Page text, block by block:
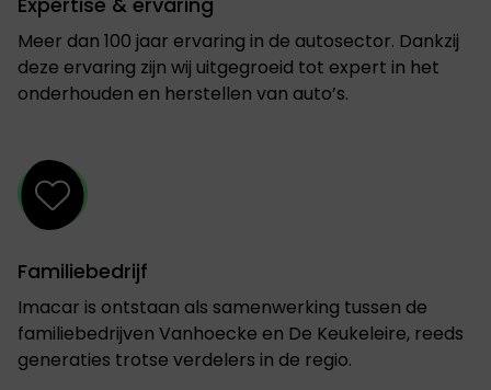
Meer dan 100 jaar ervaring in de autosector. Dankzij
deze ervaring zijn wij uitgegroeid tot expert in het
onderhouden en herstellen van auto’s.
Familiebedrijf
Imacar is ontstaan als samenwerking tussen de
familiebedrijven Vanhoecke en De Keukeleire, reeds
generaties trotse verdelers in de regio.